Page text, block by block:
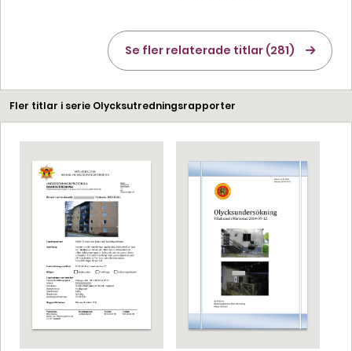
Se fler relaterade titlar (281)
Fler titlar i serie Olycksutredningsrapporter